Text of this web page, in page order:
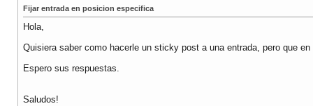
Fijar entrada en posicion especifica
Hola,
Quisiera saber como hacerle un sticky post a una entrada, pero que
Espero sus respuestas.
Saludos!